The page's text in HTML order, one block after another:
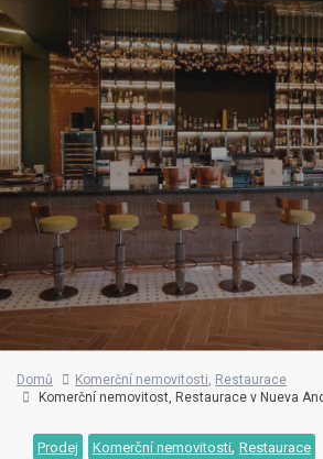
Domů Komerční nemovitosti, Restaurace
Komerční nemovitost, Restaurace v Nueva
Prodej Komerční nemovitosti,Restaurace